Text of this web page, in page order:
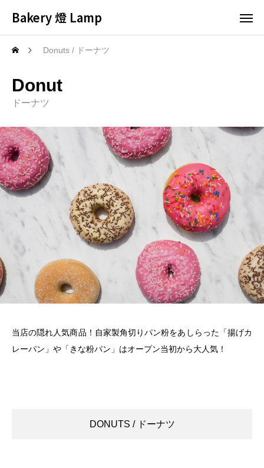
Bakery 燈 Lamp
Donuts / ドーナツ
Donut
ドーナツ
当店の隠れ人気商品！自家製角切りパン粉をあしらった「揚げカ
レーパン」や「きな粉パン」はオープン当初から大人気！
DONUTS / ドーナツ